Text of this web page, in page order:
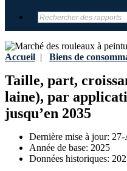
Accueil | Biens de
Taille, part,
laine), par
jusqu’en 2035
Dernière mise à jour:
Année de base: 2025
Données historiques: